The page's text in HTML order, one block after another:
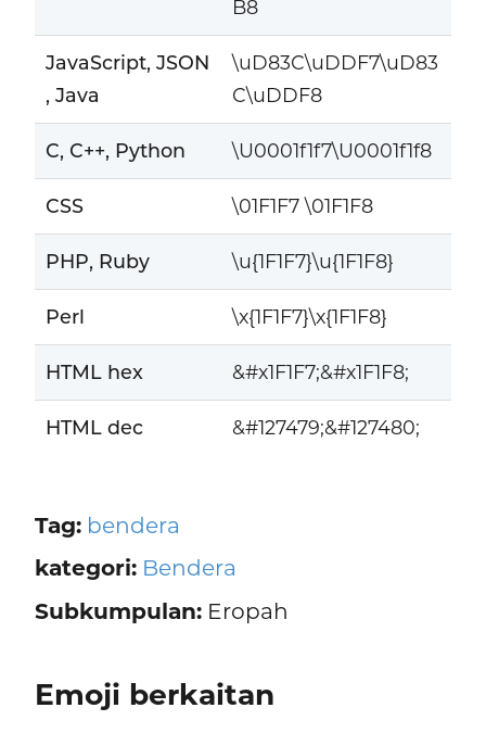
B8
JavaScript, JSON
, Java
\uD83C\uDDF7\uD83
C\uDDF8
C, C++, Python \U0001f1f7\U0001f1f8
CSS \01F1F7 \01F1F8
PHP, Ruby \u{1F1F7}\u{1F1F8}
Perl \x{1F1F7}\x{1F1F8}
HTML hex &#x1F1F7;&#x1F1F8;
HTML dec &#127479;&#127480;
Tag: bendera
kategori: Bendera
Subkumpulan:Eropah
Emoji berkaitan